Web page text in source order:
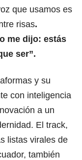
que usamos es
risas.
me dijo: estás
ser”.
y su
con inteligencia
a un
El track,
listas virales de
también